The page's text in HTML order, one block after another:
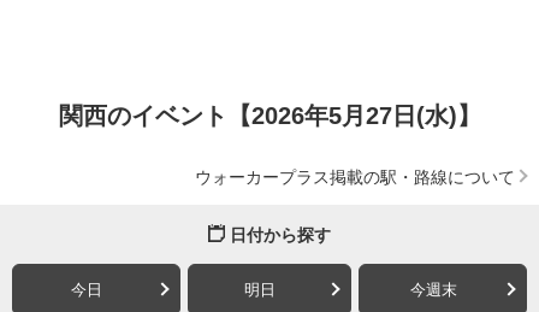
関西のイベント【2026年5月27日(水)】
ウォーカープラス掲載の駅・路線について
日付から探す
今日 明日 今週末